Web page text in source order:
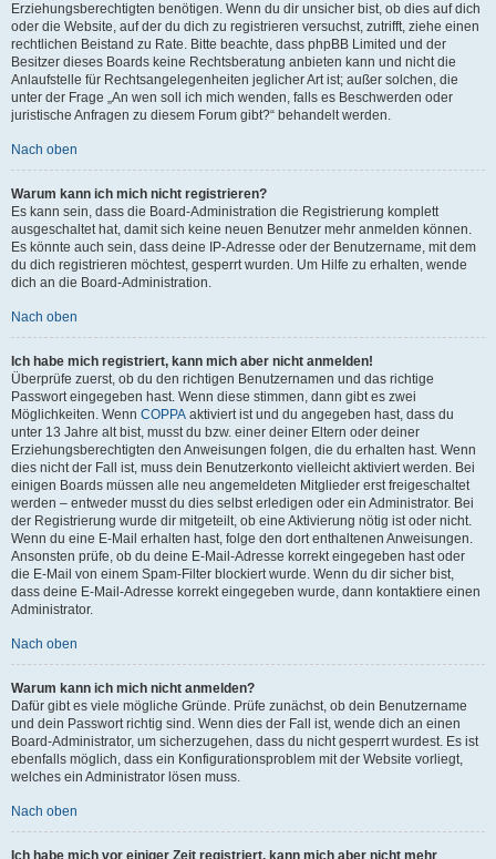
Erziehungsberechtigten benötigen. Wenn du dir unsicher bist, ob dies auf dich
oder die Website, auf der du dich zu registrieren versuchst, zutrifft, ziehe einen
rechtlichen Beistand zu Rate. Bitte beachte, dass phpBB Limited und der
Besitzer dieses Boards keine Rechtsberatung anbieten kann und nicht die
Anlaufstelle für Rechtsangelegenheiten jeglicher Art ist; außer solchen, die
unter der Frage „An wen soll ich mich wenden, falls es Beschwerden oder
juristische Anfragen zu diesem Forum gibt?“ behandelt werden.
Nach oben
Warum kann ich mich nicht registrieren?
Es kann sein, dass die Board-Administration die Registrierung komplett
ausgeschaltet hat, damit sich keine neuen Benutzer mehr anmelden können.
Es könnte auch sein, dass deine IP-Adresse oder der Benutzername, mit dem
du dich registrieren möchtest, gesperrt wurden. Um Hilfe zu erhalten, wende
dich an die Board-Administration.
Nach oben
Ich habe mich registriert, kann mich aber nicht anmelden!
Überprüfe zuerst, ob du den richtigen Benutzernamen und das richtige
Passwort eingegeben hast. Wenn diese stimmen, dann gibt es zwei
Möglichkeiten. Wenn COPPA aktiviert ist und du angegeben hast, dass du
unter 13 Jahre alt bist, musst du bzw. einer deiner Eltern oder deiner
Erziehungsberechtigten den Anweisungen folgen, die du erhalten hast. Wenn
dies nicht der Fall ist, muss dein Benutzerkonto vielleicht aktiviert werden. Bei
einigen Boards müssen alle neu angemeldeten Mitglieder erst freigeschaltet
werden – entweder musst du dies selbst erledigen oder ein Administrator. Bei
der Registrierung wurde dir mitgeteilt, ob eine Aktivierung nötig ist oder nicht.
Wenn du eine E-Mail erhalten hast, folge den dort enthaltenen Anweisungen.
Ansonsten prüfe, ob du deine E-Mail-Adresse korrekt eingegeben hast oder
die E-Mail von einem Spam-Filter blockiert wurde. Wenn du dir sicher bist,
dass deine E-Mail-Adresse korrekt eingegeben wurde, dann kontaktiere einen
Administrator.
Nach oben
Warum kann ich mich nicht anmelden?
Dafür gibt es viele mögliche Gründe. Prüfe zunächst, ob dein Benutzername
und dein Passwort richtig sind. Wenn dies der Fall ist, wende dich an einen
Board-Administrator, um sicherzugehen, dass du nicht gesperrt wurdest. Es ist
ebenfalls möglich, dass ein Konfigurationsproblem mit der Website vorliegt,
welches ein Administrator lösen muss.
Nach oben
Ich habe mich vor einiger Zeit registriert, kann mich aber nicht mehr